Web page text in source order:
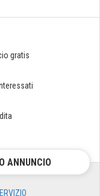
gratis
ANNUNCIO